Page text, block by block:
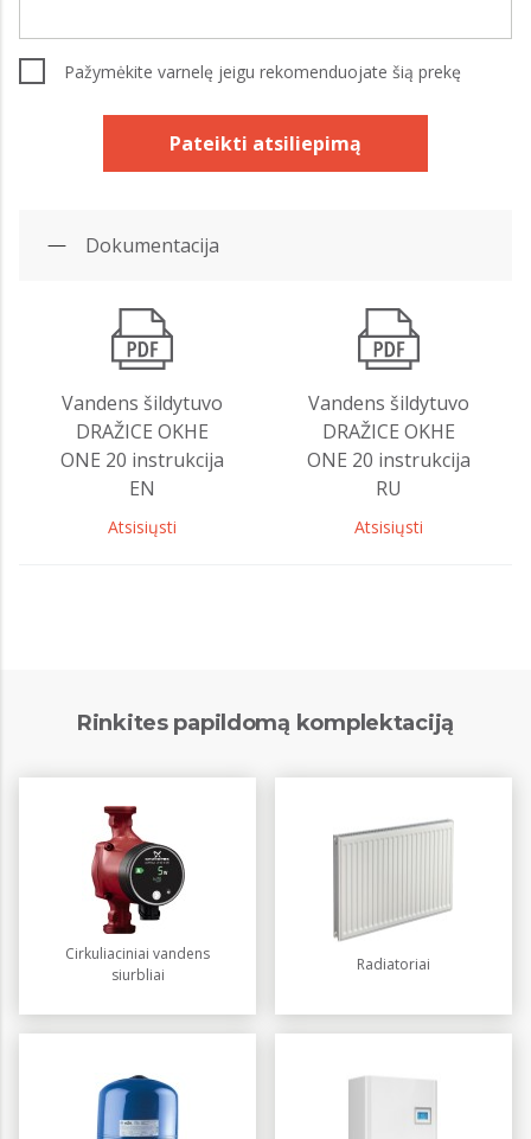
Pažymėkite varnelę jeigu rekomenduojate šią prekę
Pateikti atsiliepimą
Dokumentacija
Vandens šildytuvo
DRAŽICE OKHE
ONE 20 instrukcija
EN
Atsisiųsti
Vandens šildytuvo
DRAŽICE OKHE
ONE 20 instrukcija
RU
Atsisiųsti
Rinkites papildomą komplektaciją
Cirkuliaciniai vandens
siurbliai
Radiatoriai